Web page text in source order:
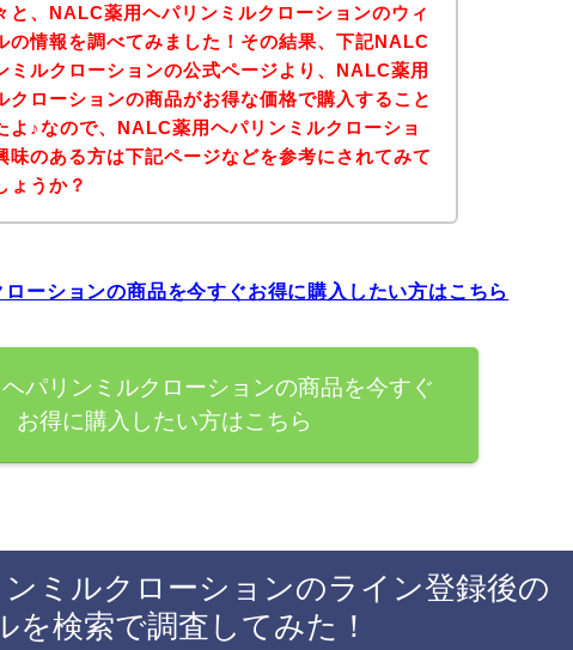
と、NALC薬用ヘパリンミルクローションのウィ
の情報を調べてみました！その結果、下記NALC
ミルクローションの公式ページより、NALC薬用
クローションの商品がお得な価格で購入すること
よ♪なので、NALC薬用ヘパリンミルクローショ
味のある方は下記ページなどを参考にされてみて
ょうか？
ーションの商品を今すぐお得に購入したい方はこちら
パリンミルクローションの商品を今すぐ
お得に購入したい方はこちら
ミルクローションのライン登録後の
を検索で調査してみた！